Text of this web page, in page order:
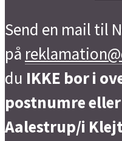
Send en mail til
på
du IKKE bor i
postnumre
Aalestrup/i